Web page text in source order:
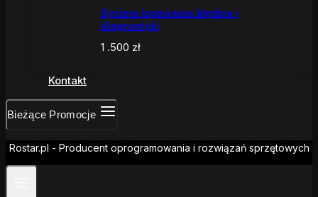
System logowania błędów i
diagnostyki
1 .500 zł
Kontakt
Bieżące Promocje
Rostar.pl - Producent oprogramowania i rozwiązań sprzętowych